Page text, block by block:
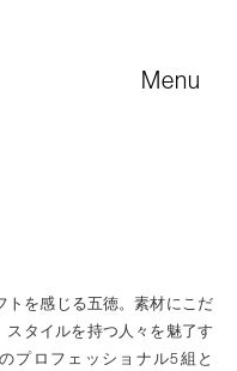
Menu
トを感じる五徳。素材にこだ
スタイルを持つ人々を魅了す
プロフェッショナル5組と